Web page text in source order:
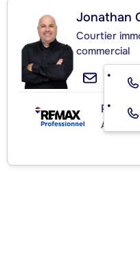
Jonathan
Courtier
commercial
RE/
Agence